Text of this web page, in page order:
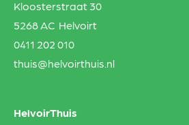
Kloosterstraat 30
5268 AC Helvoirt
0411 202 010
thuis@helvoirthuis.nl
HelvoirThuis